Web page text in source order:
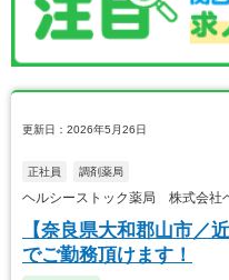
更新日：2026年5月26日
正社員 調剤薬局
ヘルシーストック薬局 株式会社
【奈良県大和郡山市／
でご勤務頂けます！